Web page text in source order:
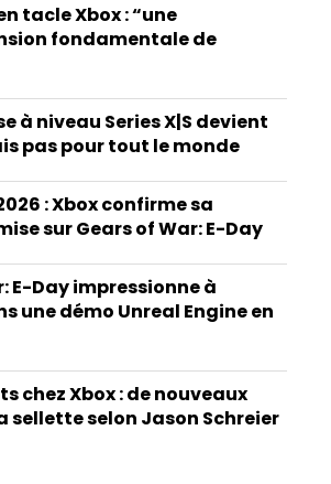
tacle Xbox : “une
fondamentale de
à niveau Series X|S devient
pas pour tout le monde
: Xbox confirme sa
sur Gears of War: E-Day
E-Day impressionne à
une démo Unreal Engine en
chez Xbox : de nouveaux
sellette selon Jason Schreier